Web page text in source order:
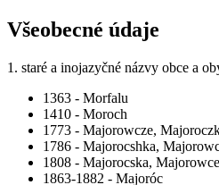
Všeobecné údaje
1. staré a inojazyčné názvy obce a
1363 - Morfalu
1410 - Moroch
1773 - Majorowcze,
1786 - Majorocshka,
1808 - Majorocska, Majorowce
1863-1882 - Majoróc